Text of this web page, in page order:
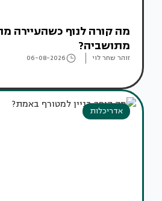
מה קורה לנוף כשהעיירה
מתושביה?
זוהר שחר לוי 06-08-2026
אדריכלות